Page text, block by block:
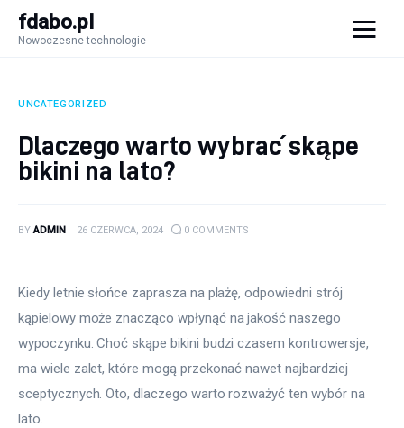
fdabo.pl
Nowoczesne technologie
fdabo.pl
Nowoczesne technologie
Informatyka
Systemy dla firm
Porady
UNCATEGORIZED
Dlaczego warto wybrać skąpe
bikini na lato?
BY ADMIN 26 CZERWCA, 2024 0 COMMENTS
Kiedy letnie słońce zaprasza na plażę, odpowiedni strój
kąpielowy może znacząco wpłynąć na jakość naszego
wypoczynku. Choć skąpe bikini budzi czasem kontrowersje,
ma wiele zalet, które mogą przekonać nawet najbardziej
sceptycznych. Oto, dlaczego warto rozważyć ten wybór na
lato.